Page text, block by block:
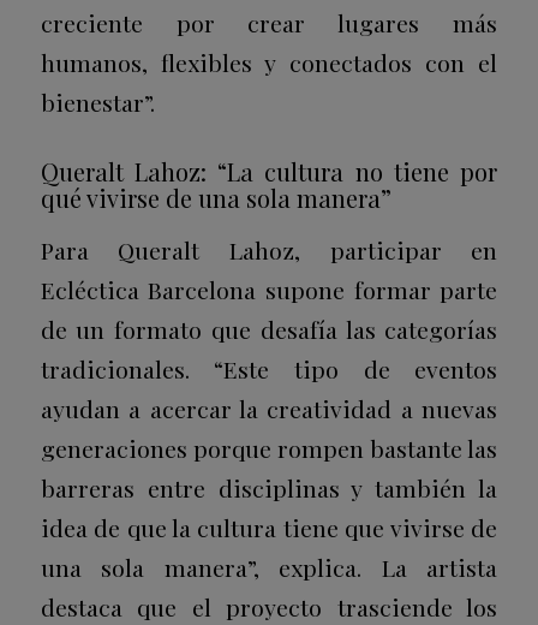
creciente por crear lugares más
humanos, flexibles y conectados con el
bienestar”.
Queralt Lahoz: “La cultura no tiene por
qué vivirse de una sola manera”
Para Queralt Lahoz, participar en
Ecléctica Barcelona supone formar parte
de un formato que desafía las categorías
tradicionales. “Este tipo de eventos
ayudan a acercar la creatividad a nuevas
generaciones porque rompen bastante las
barreras entre disciplinas y también la
idea de que la cultura tiene que vivirse de
una sola manera”, explica. La artista
destaca que el proyecto trasciende los